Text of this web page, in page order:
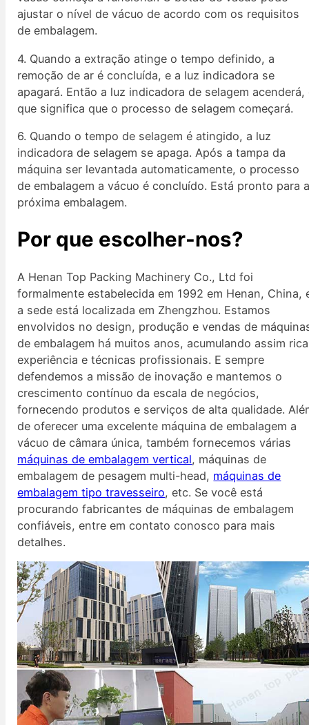
ajustar o nível de vácuo de acordo com os requisitos
de embalagem.
4. Quando a extração atinge o tempo definido, a
remoção de ar é concluída, e a luz indicadora se
apagará. Então a luz indicadora de selagem acenderá,
que significa que o processo de selagem começará.
6. Quando o tempo de selagem é atingido, a luz
indicadora de selagem se apaga. Após a tampa da
máquina ser levantada automaticamente, o processo
de embalagem a vácuo é concluído. Está pronto para
próxima embalagem.
Por que escolher-nos?
A Henan Top Packing Machinery Co., Ltd foi
formalmente estabelecida em 1992 em Henan, China,
a sede está localizada em Zhengzhou. Estamos
envolvidos no design, produção e vendas de
de embalagem há muitos anos, acumulando assim rica
experiência e técnicas profissionais. E sempre
defendemos a missão de inovação e mantemos o
crescimento contínuo da escala de negócios,
fornecendo produtos e serviços de alta qualidade.
de oferecer uma excelente máquina de embalagem a
vácuo de câmara única, também fornecemos várias
máquinas de embalagem vertical, máquinas de
embalagem de pesagem multi-head, máquinas de
embalagem tipo travesseiro, etc. Se você está
procurando fabricantes de máquinas de embalagem
confiáveis, entre em contato conosco para mais
detalhes.